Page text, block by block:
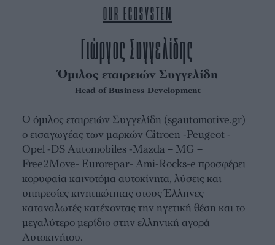
OUR ECOSYSTEM
Γιώργος Συγγελίδης
Όμιλος εταιρειών Συγγελίδη
Head of Business Development
Ο όμιλος εταιρειών Συγγελίδη (sgautomotive.gr)
ο εισαγωγέας των μαρκών Citroen -Peugeot -
Opel -DS Automobiles -Mazda – MG –
Free2Move- Eurorepar- Ami-Rocks-e προσφέρει
κορυφαία καινοτόμα αυτοκίνητα, λύσεις και
υπηρεσίες κινητικότητας στους Έλληνες
καταναλωτές κατέχοντας την ηγετική θέση και το
μεγαλύτερο μερίδιο στην ελληνική αγορά
Αυτοκινήτου.